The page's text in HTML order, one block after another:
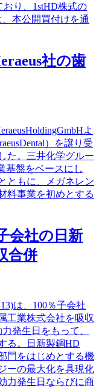
り、1stHD株式の
本公開買付けを通
社の歯
よ
）を譲り受
た。三井化学グルー
基盤をベースにし
ともに、メガネレン
料事業を初めとする
会社の日新
合併
は、100％子会社
工業株式会社を吸収
発生日をもって、
る。日新製鋼HD
門をはじめとする機
ーの最大化を具現化
力発生日ならびに商